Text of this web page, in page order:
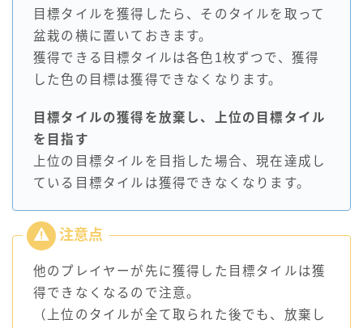
目標タイルを獲得したら、そのタイルを取って
盆栽の横に置いておきます。
獲得できる目標タイルは各色1枚ずつで、獲得
した色の目標は獲得できなくなります。
目標タイルの獲得を放棄し、上位の目標タイル
を目指す
上位の目標タイルを目指した場合、現在達成し
ている目標タイルは獲得できなくなります。
他のプレイヤーが先に獲得した目標タイルは獲
得できなくなるので注意。
（上位のタイルが全て取られた後でも、放棄し